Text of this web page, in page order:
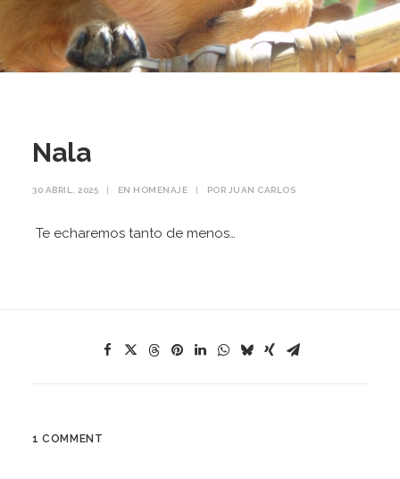
Nala
30 ABRIL, 2025 | EN HOMENAJE | POR JUAN CARLOS
Te echaremos tanto de menos…
1 COMMENT